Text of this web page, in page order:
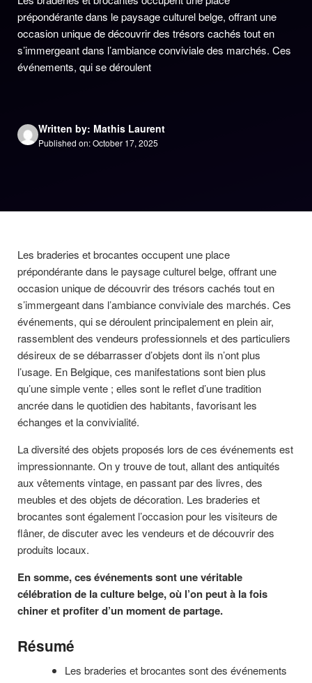
prépondérante dans le paysage culturel belge, offrant une
occasion unique de découvrir des trésors cachés tout en
s’immergeant dans l’ambiance conviviale des marchés. Ces
événements, qui se déroulent
Written by: Mathis Laurent
Published on: October 17, 2025
Les braderies et brocantes occupent une place
prépondérante dans le paysage culturel belge, offrant une
occasion unique de découvrir des trésors cachés tout en
s’immergeant dans l’ambiance conviviale des marchés. Ces
événements, qui se déroulent principalement en plein air,
rassemblent des vendeurs professionnels et des particuliers
désireux de se débarrasser d’objets dont ils n’ont plus
l’usage. En Belgique, ces manifestations sont bien plus
qu’une simple vente ; elles sont le reflet d’une tradition
ancrée dans le quotidien des habitants, favorisant les
échanges et la convivialité.
La diversité des objets proposés lors de ces événements est
impressionnante. On y trouve de tout, allant des antiquités
aux vêtements vintage, en passant par des livres, des
meubles et des objets de décoration. Les braderies et
brocantes sont également l’occasion pour les visiteurs de
flâner, de discuter avec les vendeurs et de découvrir des
produits locaux.
En somme, ces événements sont une véritable
célébration de la culture belge, où l’on peut à la fois
chiner et profiter d’un moment de partage.
Résumé
Les braderies et brocantes sont des événements